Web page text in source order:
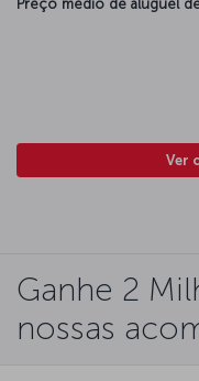
Preço médio de aluguel
Ver
Ganhe 2
nossas